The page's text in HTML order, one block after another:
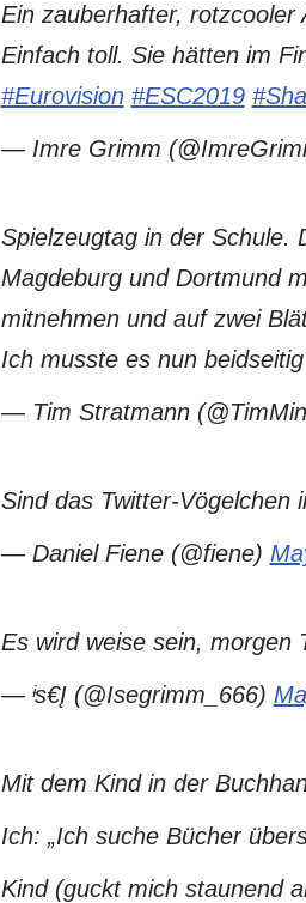
Ein zauberhafter, rotzcooler
Einfach toll. Sie hätten im
#Eurovision #ESC2019
— Imre Grimm
Spielzeugtag in der Schule.
Magdeburg und Dortmund
mitnehmen und auf zwei
Ich musste es nun
— Tim Stratmann
Sind das Twitter-Vögelchen
— Daniel Fiene (@fiene)
Es wird weise sein, morgen
— ᶤѕ€Į (@Isegrimm_666)
Mit dem Kind in der
Ich: „Ich suche Bücher
Kind (guckt mich staunend